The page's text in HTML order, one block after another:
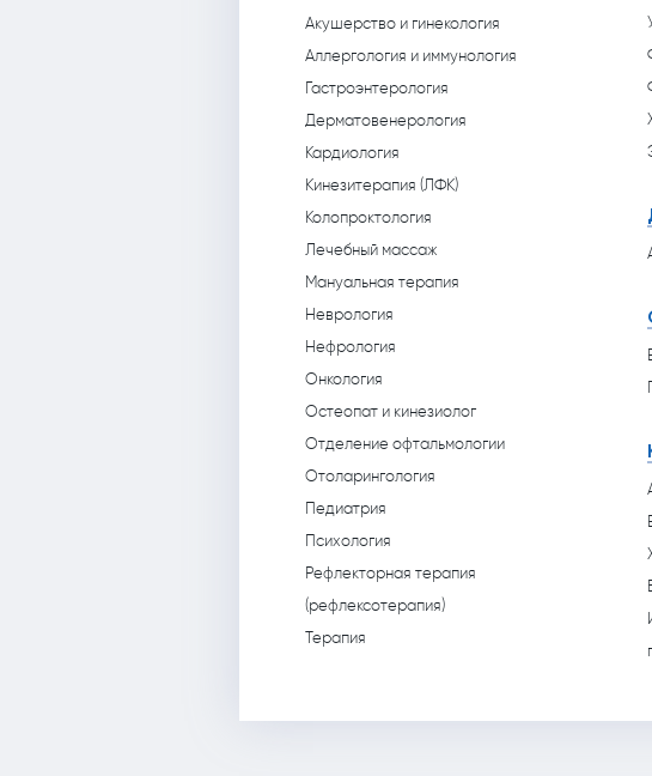
Акушерство и гинекология
Аллергология и иммунология
Гастроэнтерология
Дерматовенерология
Кардиология
Кинезитерапия (ЛФК)
Колопроктология
Лечебный массаж
Мануальная терапия
Неврология
Нефрология
Онкология
Остеопат и кинезиолог
Отделение офтальмологии
Отоларингология
Педиатрия
Психология
Рефлекторная терапия
(рефлексотерапия)
Терапия